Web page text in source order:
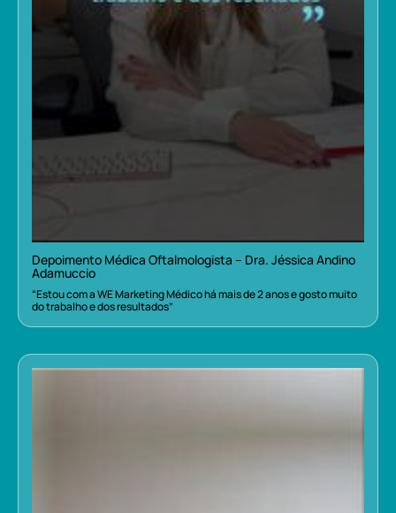
Depoimento Médica Oftalmologista – Dra. Jéssica Andino
Adamuccio
“Estou com a WE Marketing Médico há mais de 2 anos e gosto muito
do trabalho e dos resultados”